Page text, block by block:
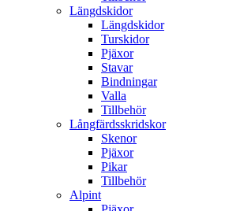
Längdskidor
Längdskidor
Turskidor
Pjäxor
Stavar
Bindningar
Valla
Tillbehör
Långfärdsskridskor
Skenor
Pjäxor
Pikar
Tillbehör
Alpint